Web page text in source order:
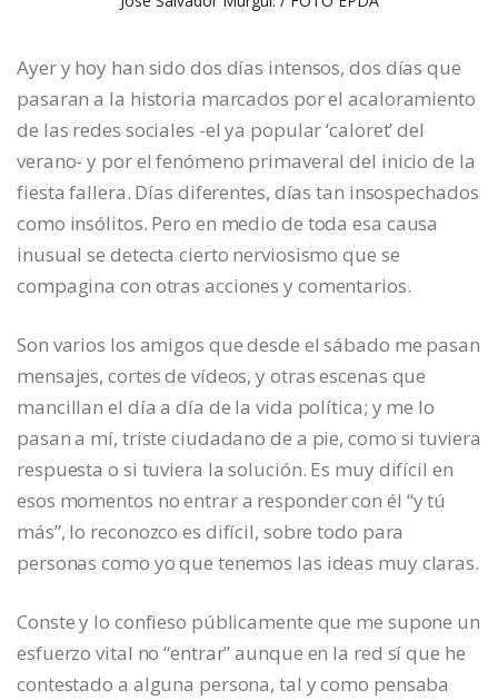
Ayer y hoy han sido dos días intensos, dos días que
pasaran a la historia marcados por el acaloramiento
de las redes sociales -el ya popular ‘caloret’ del
verano- y por el fenómeno primaveral del inicio de la
fiesta fallera. Días diferentes, días tan insospechados
como insólitos. Pero en medio de toda esa causa
inusual se detecta cierto nerviosismo que se
compagina con otras acciones y comentarios.
Son varios los amigos que desde el sábado me pasan
mensajes, cortes de vídeos, y otras escenas que
mancillan el día a día de la vida política; y me lo
pasan a mí, triste ciudadano de a pie, como si tuviera
respuesta o si tuviera la solución. Es muy difícil en
esos momentos no entrar a responder con él “y tú
más”, lo reconozco es difícil, sobre todo para
personas como yo que tenemos las ideas muy claras.
Conste y lo confieso públicamente que me supone un
esfuerzo vital no “entrar” aunque en la red sí que he
contestado a alguna persona, tal y como pensaba